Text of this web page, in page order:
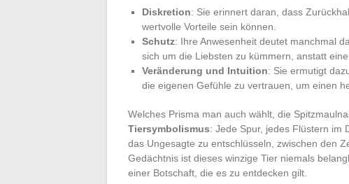
Diskretion: Sie erinnert daran, dass
wertvolle Vorteile sein können.
Schutz: Ihre Anwesenheit deutet manchmal
sich um die Liebsten zu kümmern, anstatt
Veränderung und Intuition: Sie ermutigt
die eigenen Gefühle zu vertrauen, um einen
Welches Prisma man auch wählt, die
Tiersymbolismus: Jede Spur, jedes Flüstern im
das Ungesagte zu entschlüsseln, zwischen den
Gedächtnis ist dieses winzige Tier niemals
einer Botschaft, die es zu entdecken gilt.